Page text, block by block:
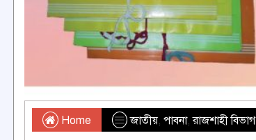
Home জাতীয়, পাবনা,রাজশাহী বিভাগ